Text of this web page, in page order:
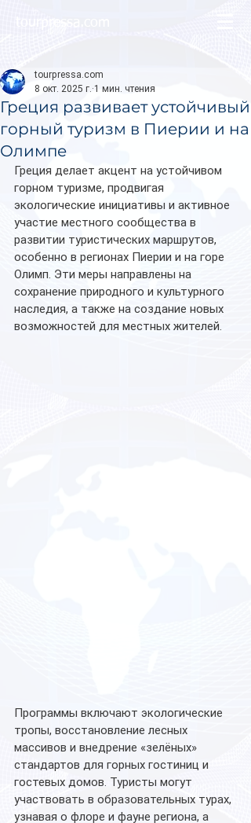
Греция развивает устойчивый
горный туризм в Пиерии и на
Олимпе
tourpressa.com
8 окт. 2025 г. 1 мин. чтения
Греция делает акцент на устойчивом
горном туризме, продвигая
экологические инициативы и активное
участие местного сообщества в
развитии туристических маршрутов,
особенно в регионах Пиерии и на горе
Олимп. Эти меры направлены на
сохранение природного и культурного
наследия, а также на создание новых
возможностей для местных жителей.
Программы включают экологические
тропы, восстановление лесных
массивов и внедрение «зелёных»
стандартов для горных гостиниц и
гостевых домов. Туристы могут
участвовать в образовательных турах,
узнавая о флоре и фауне региона, а